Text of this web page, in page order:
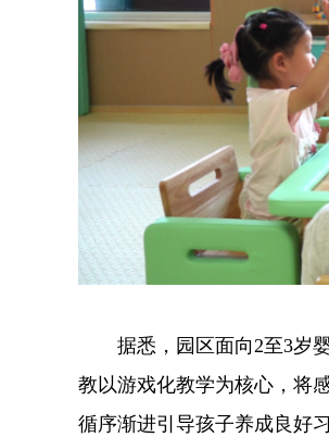
据悉，园区面向2至3岁婴
教以游戏化教学为核心，将
循序渐进引导孩子养成良好习